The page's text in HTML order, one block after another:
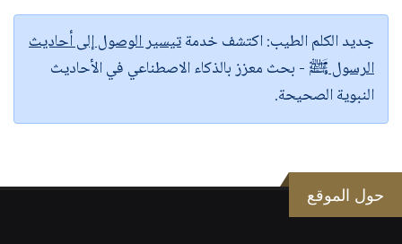
جديد الكلم الطيب:اكتشف خدمةتيسير الوصول إلى أحاديث
الرسول ﷺ - بحث معزز بالذكاء الاصطناعي في الأحاديث
النبوية الصحيحة.
حول الموقع